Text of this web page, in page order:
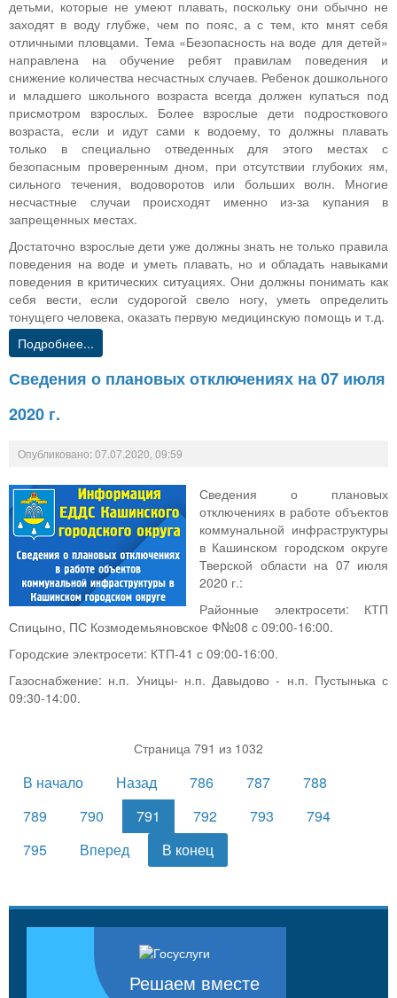
детьми, которые не умеют плавать, поскольку они обычно не
заходят в воду глубже, чем по пояс, а с тем, кто мнят себя
отличными пловцами. Тема «Безопасность на воде для детей»
направлена на обучение ребят правилам поведения и
снижение количества несчастных случаев. Ребенок дошкольного
и младшего школьного возраста всегда должен купаться под
присмотром взрослых. Более взрослые дети подросткового
возраста, если и идут сами к водоему, то должны плавать
только в специально отведенных для этого местах с
безопасным проверенным дном, при отсутствии глубоких ям,
сильного течения, водоворотов или больших волн. Многие
несчастные случаи происходят именно из-за купания в
запрещенных местах.
Достаточно взрослые дети уже должны знать не только правила
поведения на воде и уметь плавать, но и обладать навыками
поведения в критических ситуациях. Они должны понимать как
себя вести, если судорогой свело ногу, уметь определить
тонущего человека, оказать первую медицинскую помощь и т.д.
Подробнее...
Сведения о плановых отключениях на 07 июля
2020 г.
Опубликовано: 07.07.2020, 09:59
Сведения о плановых
отключениях в работе объектов
коммунальной инфраструктуры
в Кашинском городском округе
Тверской области на 07 июля
2020 г.:
Районные электросети: КТП
Спицыно, ПС Козмодемьяновское Ф№08 с 09:00-16:00.
Городские электросети: КТП-41 с 09:00-16:00.
Газоснабжение: н.п. Уницы- н.п. Давыдово - н.п. Пустынька с
09:30-14:00.
Страница 791 из 1032
В начало Назад 786 787
788
789
790 791 792 793
794
795
Вперед В конец
Решаем вместе